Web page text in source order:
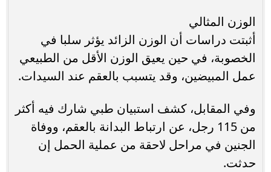
الوزن المثالي
أثبتت دراسات أن الوزن الزائد يؤثر سلبا في
الخصوبة، في حين يعيق الوزن الأقل من الطبيعي
عمل المبيضين، وقد يتسبب بالعقم عند السيدات.
وفي المقابل، كشف استبيان طبي شارك فيه أكثر
من 115 رجل، عن ارتباط البدانة بالعقم، ووفاة
الجنين في مراحل لاحقة من عملية الحمل إن
حدثت.